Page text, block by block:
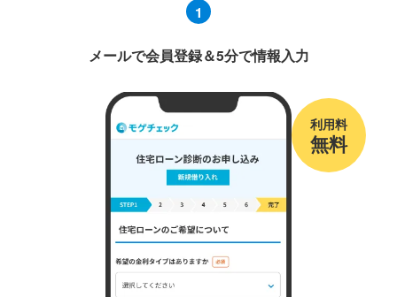
1
メールで会員登録＆5分で情報入力